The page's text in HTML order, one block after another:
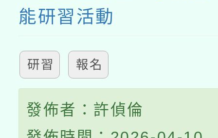
能研習活動
研習 報名
發佈者：許偵倫